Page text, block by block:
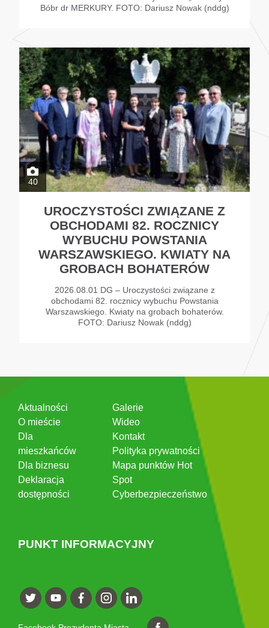
Bóbr dr MERKURY. FOTO: Dariusz Nowak (nddg)
40
UROCZYSTOŚCI ZWIĄZANE Z
OBCHODAMI 82. ROCZNICY
WYBUCHU POWSTANIA
WARSZAWSKIEGO. KWIATY NA
GROBACH BOHATERÓW
2026.08.01 DG – Uroczystości związane z
obchodami 82. rocznicy wybuchu Powstania
Warszawskiego. Kwiaty na grobach bohaterów.
FOTO: Dariusz Nowak (nddg)
Aktualności
O mieście
Dla
mieszkańców
Dla biznesu
Deklaracja
dostępności
Galerie
Wideo
Kontakt
Polityka prywatności
Mapa punktów Hot
Spot
Cyberbezpieczeństwo
PUNKT INFORMACYJNY